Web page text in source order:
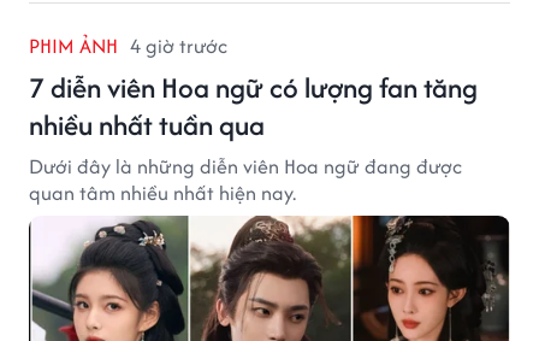
PHIM ẢNH 4 giờ trước
7 diễn viên Hoa ngữ có lượng fan tăng
nhiều nhất tuần qua
Dưới đây là những diễn viên Hoa ngữ đang được
quan tâm nhiều nhất hiện nay.